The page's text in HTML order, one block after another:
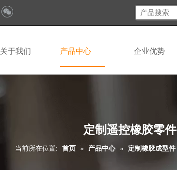
关于我们 产品中心 企业优势
定制遥控橡胶零件
当前所在位置: 首页 » 产品中心 » 定制橡胶成型件